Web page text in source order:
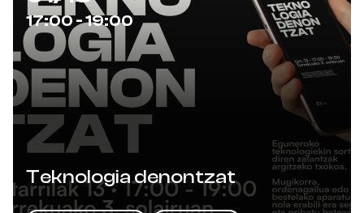
17:00 - 19:00
Teknologia denontzat